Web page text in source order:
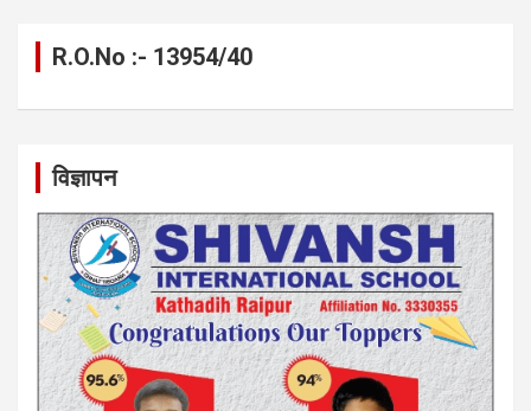
R.O.No :- 13954/40
विज्ञापन